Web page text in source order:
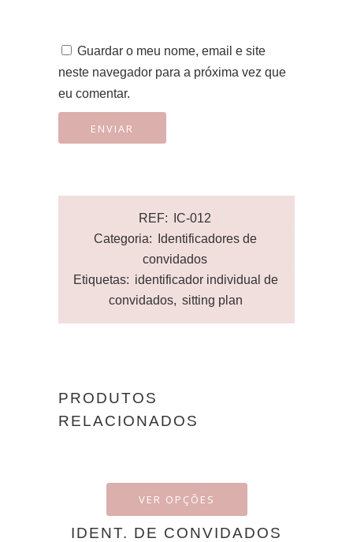
Guardar o meu nome, email e site
neste navegador para a próxima vez que
eu comentar.
REF:
IC-012
Categoria:
Identificadores de
convidados
Etiquetas: identificador individual de
convidados, sitting plan
PRODUTOS
RELACIONADOS
VER OPÇÕES
IDENT. DE CONVIDADOS